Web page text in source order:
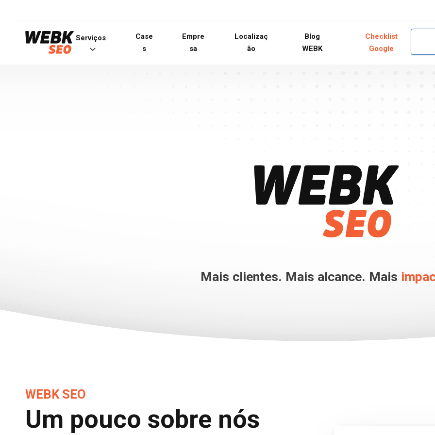
Serviços
Case
s
Empre
sa
Localizaç
ão
Blog
WEBK
Checklist
Google
Mais clientes. Mais alcance. Mais
WEBK SEO
Um pouco sobre nós